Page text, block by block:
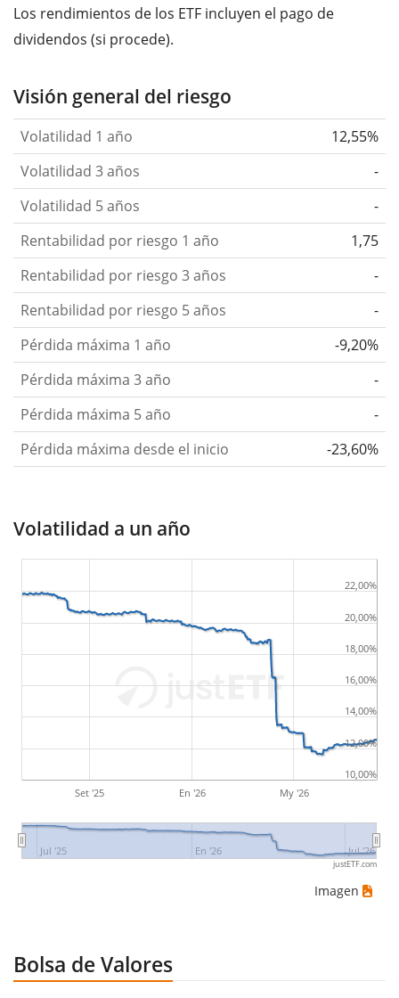
Los rendimientos de los ETF incluyen el pago de
dividendos (si procede).
Visión general del riesgo
Volatilidad 1 año
12,55%
Volatilidad 3 años
-
Volatilidad 5 años
-
Rentabilidad por riesgo 1 año
1,75
Rentabilidad por riesgo 3 años
-
Rentabilidad por riesgo 5 años
-
Pérdida máxima 1 año
-9,20%
Pérdida máxima 3 año
-
Pérdida máxima 5 año
-
Pérdida máxima desde el inicio
-23,60%
Volatilidad a un año
Set '25 En '26 My '26
Jul '25 En '26 Jul '26
10,00%
12,00%
14,00%
16,00%
18,00%
20,00%
22,00%
justETF.com
Imagen
Bolsa de Valores